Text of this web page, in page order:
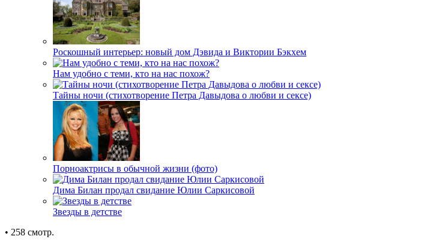
Роскошный интерьер: новый дом Дэвида и Виктории Бэкхем
Нам удобно с теми, кто на нас похож?
Тайны ночи (стихотворение Петра Давыдова о любви и сексе)
Порноактрисы в обычной жизни (фото)
Дима Билан продал свидание Юлии Саркисовой
Звезды в детстве
• 258 смотр.